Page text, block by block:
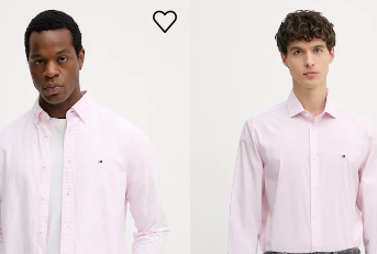
ID produktu